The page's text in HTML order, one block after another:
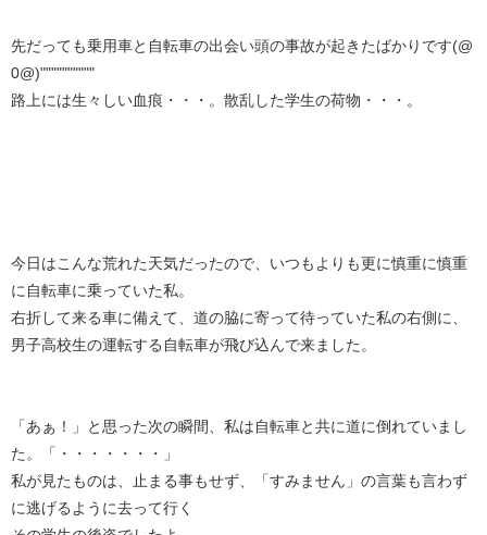
先だっても乗用車と自転車の出会い頭の事故が起きたばかりです(@
0@)""""""""""
路上には生々しい血痕・・・。散乱した学生の荷物・・・。
今日はこんな荒れた天気だったので、いつもよりも更に慎重に慎重
に自転車に乗っていた私。
右折して来る車に備えて、道の脇に寄って待っていた私の右側に、
男子高校生の運転する自転車が飛び込んで来ました。
「あぁ！」と思った次の瞬間、私は自転車と共に道に倒れていまし
た。「・・・・・・・」
私が見たものは、止まる事もせず、「すみません」の言葉も言わず
に逃げるように去って行く